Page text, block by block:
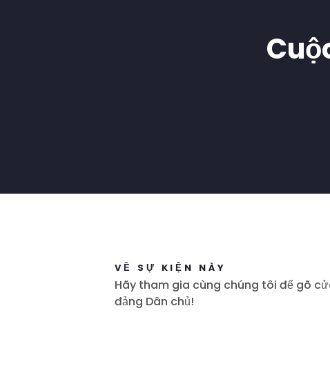
VỀ SỰ KIỆN NÀY
Hãy tham gia cùng chúng tôi để gõ
đảng Dân chủ!